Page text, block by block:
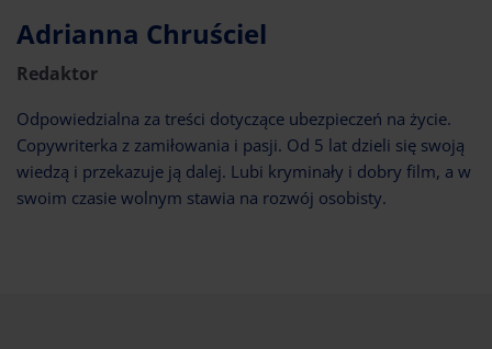
Adrianna Chruściel
Redaktor
Odpowiedzialna za treści dotyczące ubezpieczeń na życie.
Copywriterka z zamiłowania i pasji. Od 5 lat dzieli się swoją
wiedzą i przekazuje ją dalej. Lubi kryminały i dobry film, a w
swoim czasie wolnym stawia na rozwój osobisty.